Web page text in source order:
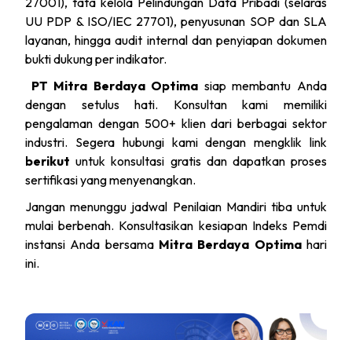
UU PDP & ISO/IEC 27701), penyusunan SOP dan SLA
layanan, hingga audit internal dan penyiapan dokumen
bukti dukung per indikator.
PT Mitra Berdaya Optima siap membantu Anda
dengan setulus hati. Konsultan kami memiliki
pengalaman dengan 500+ klien dari berbagai sektor
industri. Segera hubungi kami dengan mengklik link
berikut untuk konsultasi gratis dan dapatkan proses
sertifikasi yang menyenangkan.
Jangan menunggu jadwal Penilaian Mandiri tiba untuk
mulai berbenah. Konsultasikan kesiapan Indeks Pemdi
instansi Anda bersama Mitra Berdaya Optimahari
ini.